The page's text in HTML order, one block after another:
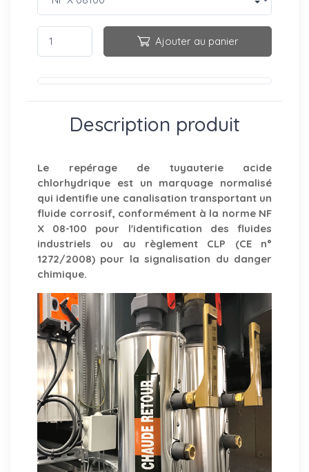
Ajouter au panier
Description produit
Le repérage de tuyauterie acide
chlorhydrique est un marquage normalisé
qui identifie une canalisation transportant un
fluide corrosif, conformément à la norme NF
X 08-100 pour l'identification des fluides
industriels ou au règlement CLP (CE n°
1272/2008) pour la signalisation du danger
chimique.